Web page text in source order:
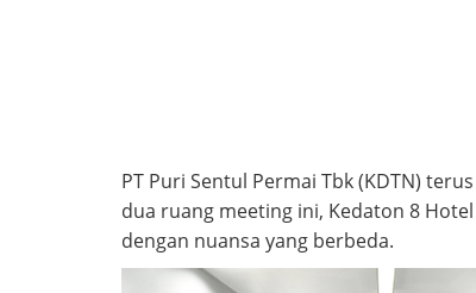
PT Puri Sentul Permai Tbk (KDTN)
dua ruang meeting ini, Kedaton 8
dengan nuansa yang berbeda.